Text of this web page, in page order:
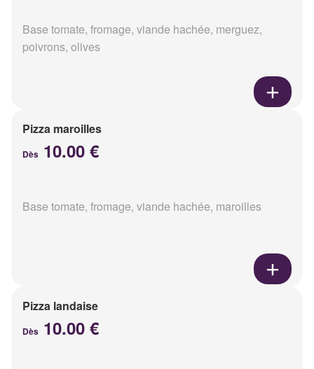
Base tomate, fromage, viande hachée, merguez,
poivrons, olives
Pizza maroilles
Dès 10.00 €
Base tomate, fromage, viande hachée, maroilles
Pizza landaise
Dès 10.00 €